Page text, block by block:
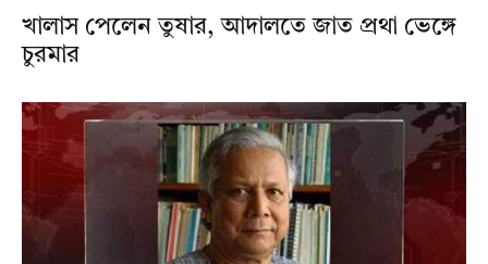
খালাস পেলেন তুষার, আদালতে জাত প্রথা ভেঙ্গে
চুরমার